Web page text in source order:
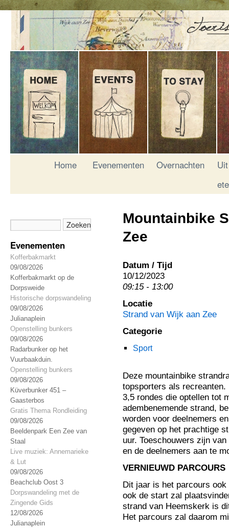
Home Evenementen Overnachten
Uit
Evenementen
Kofferbakmarkt
09/08/2026
Kofferbakmarkt op de
Dorpsweide
Historische dorpswandeling
09/08/2026
Julianaplein
Openstelling bunkers
09/08/2026
Radarbunker op het
Vuurbaakduin.
Openstelling bunkers
09/08/2026
Küverbunker 451 –
Gaasterbos
Gratis Thema Rondleiding
09/08/2026
Beeldenpark Een Zee van
Staal
Live muziek: Annemarieke
& Lut
09/08/2026
Beachclub Oost 3
Dorpswandeling met de
Zingende Gids
12/08/2026
Julianaplein
Mountainbike
Zee
Datum / Tijd
10/12/2023
09:15 - 13:00
Locatie
Strand van Wijk aan Zee
Categorie
Sport
Deze mountainbike
topsporters als
3,5 rondes die optellen tot
adembenemende strand,
worden voor deelnemers
gegeven op het prachtige
uur. Toeschouwers zijn
en de deelnemers aan te
VERNIEUWD PARCOURS
Dit jaar is het parcours
ook de start zal
strand van Heemskerk is
Het parcours zal daarom